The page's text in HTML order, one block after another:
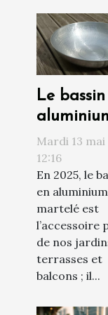
Le
martelé :
l’accessoire
nos
2025 !
Mardi 13 mai
12:16
En 2025, le
en aluminium
martelé est
l’accessoire
de nos
terrasses et
balcons ; il...